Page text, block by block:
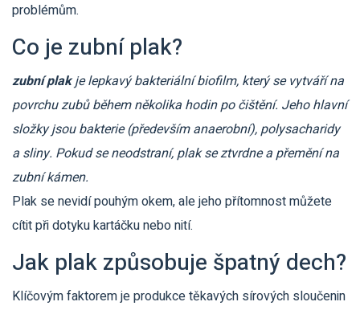
problémům.
Co je zubní plak?
zubní plakjelepkavý bakteriální biofilm, který se vytváří na
povrchu zubů během několika hodin po čištění. Jeho hlavní
složky jsoubakterie (především anaerobní), polysacharidy
a sliny. Pokud se neodstraní, plak se ztvrdne a přemění na
zubní kámen.
Plak se nevidí pouhým okem, ale jeho přítomnost můžete
cítit při dotyku kartáčku nebo nití.
Jak plak způsobuje špatný dech?
Klíčovým faktorem je produkce těkavých sírových sloučenin